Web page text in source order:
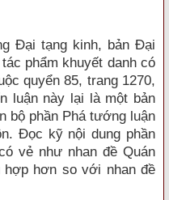
Đại tạng kinh, bản Đại
phẩm khuyết danh có
quyển 85, trang 1270,
luận này lại là một bản
bộ phần Phá tướng luận
Đọc kỹ nội dung phần
vẻ như nhan đề Quán
hợp hơn so với nhan đề